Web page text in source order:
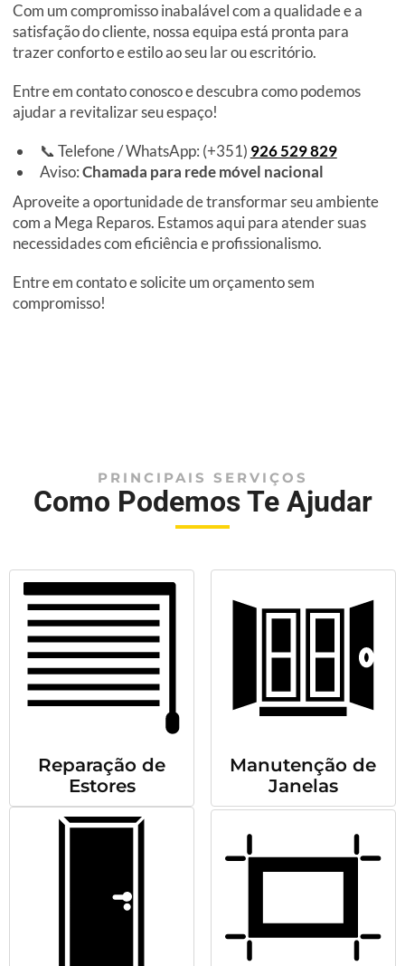
Com um compromisso inabalável com a qualidade e a
satisfação do cliente, nossa equipa está pronta para
trazer conforto e estilo ao seu lar ou escritório.
Entre em contato conosco e descubra como podemos
ajudar a revitalizar seu espaço!
📞 Telefone / WhatsApp: (+351) 926 529 829
Aviso:Chamada para rede móvel nacional
Aproveite a oportunidade de transformar seu ambiente
com a Mega Reparos. Estamos aqui para atender suas
necessidades com eficiência e profissionalismo.
Entre em contato e solicite um orçamento sem
compromisso!
PRINCIPAIS SERVIÇOS
Como Podemos Te Ajudar
Reparação de
Estores
Manutenção de
Janelas